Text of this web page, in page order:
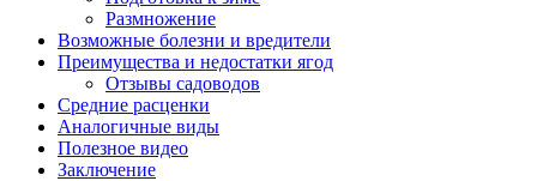
Размножение
Возможные болезни и вредители
Преимущества и недостатки ягод
Отзывы садоводов
Средние расценки
Аналогичные виды
Полезное видео
Заключение